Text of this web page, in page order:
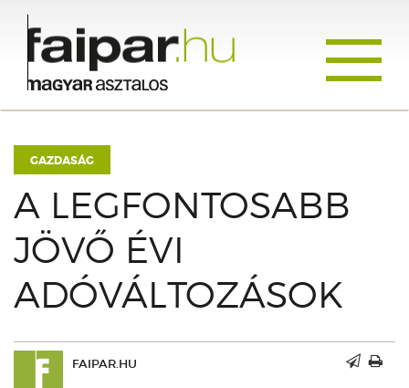
GAZDASÁG
A LEGFONTOSABB
JÖVŐ ÉVI
ADÓVÁLTOZÁSOK
FAIPAR.HU